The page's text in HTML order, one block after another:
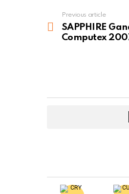
more
Previous article
SAPPHIRE
Computex